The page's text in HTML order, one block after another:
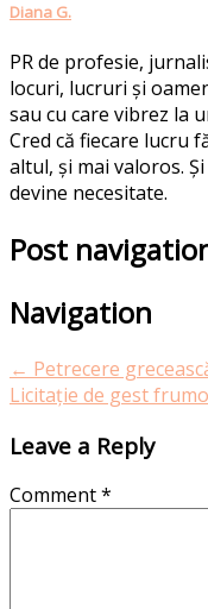
Diana G.
PR de profesie,
locuri, lucruri și
sau cu care vibrez la
Cred că fiecare lucru
altul, și mai valoros.
devine necesitate.
Post
Navigation
← Petrecere
Licitație de gest
Leave a Reply
Comment*